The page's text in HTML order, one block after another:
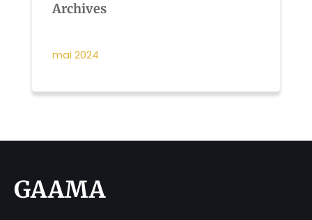
Archives
mai 2024
GAAMA